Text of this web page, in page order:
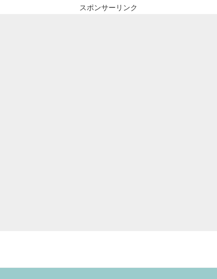
スポンサーリンク